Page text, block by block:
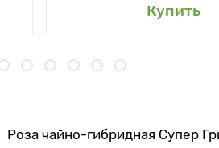
Купить
Роза чайно-гибридная Супер